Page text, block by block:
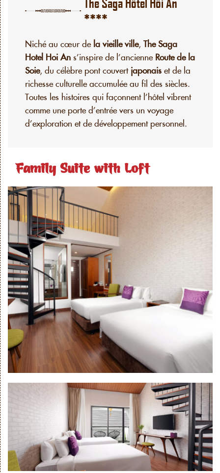
****
Niché au cœur de la vieille ville, The Saga
Hotel Hoi An s’inspire de l’ancienne Route de la
Soie, du célèbre pont couvertjaponais et de la
richesse culturelle accumulée au fil des siècles.
Toutes les histoires qui façonnent l’hôtel vibrent
comme une porte d’entrée vers un voyage
d’exploration et de développement personnel.
Family Suite with Loft